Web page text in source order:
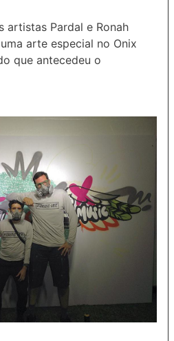
artistas Pardal e Ronah
arte especial no Onix
que antecedeu o